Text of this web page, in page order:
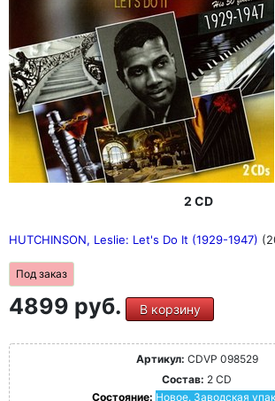
2 CD
HUTCHINSON, Leslie: Let's Do It (1929-1947)
Под заказ
4899 руб. В корзину
Артикул: CDVP 098529
Состав: 2 CD
Состояние: Новое. Заводская